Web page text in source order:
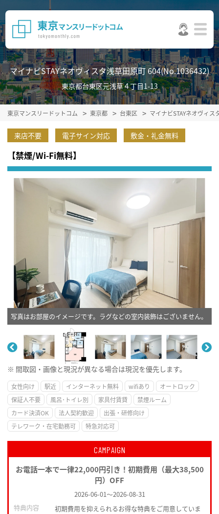
マイナビSTAYネオヴィスタ浅草田原町 604(No.1036432)
東京都台東区元浅草４丁目1-13
東京マンスリードットコム 東京都 台東区 マイナビSTAYネオヴィ
来店不要 電子サイン対応 敷金・礼金無料
【禁煙/Wi-Fi無料】
写真はお部屋のイメージです。ラグなどの室内装飾はございません。
※ 間取図・画像と現況が異なる場合は現況を優先します。
女性向け 駅近 インターネット無料 wifiあり
オートロック
保証人不要
風呂･トイレ別 家具付賃貸
禁煙ルーム
カード決済OK
法人契約歓迎
出張・研修向け
テレワーク・在宅勤務可
特急対応可
CAMPAIGN
お電話一本で一律22,000円引き！初期費用（最大38,500
円）OFF
2026-06-01～2026-08-31
特典内容
初期費用を抑えられるお得な特典をご用意していま